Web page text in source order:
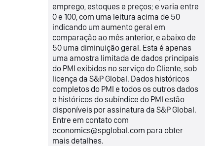
emprego, estoques e preços; e varia entre
0 e 100, com uma leitura acima de 50
indicando um aumento geral em
comparação ao mês anterior, e abaixo de
50 uma diminuição geral. Esta é apenas
uma amostra limitada de dados principais
do PMI exibidos no serviço do Cliente, sob
licença da S&P Global. Dados históricos
completos do PMI e todos os outros dados
e históricos do subíndice do PMI estão
disponíveis por assinatura da S&P Global.
Entre em contato com
economics@spglobal.com para obter
mais detalhes.